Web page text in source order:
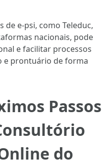
e-psi, como Teleduc,
nacionais, pode
e facilitar processos
e prontuário de forma
Passos
do